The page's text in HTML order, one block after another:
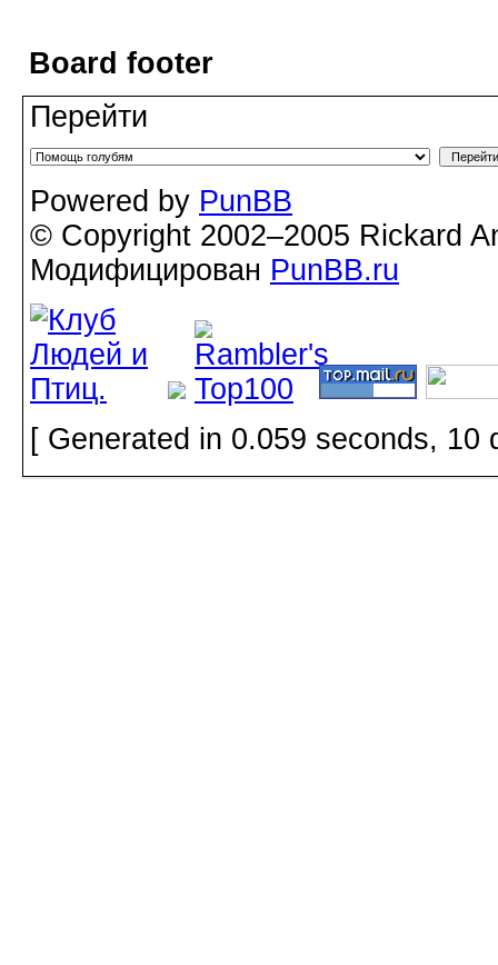
Board footer
Перейти
Powered by PunBB
© Copyright 2002–2005 Rickard
Модифицирован PunBB.ru
[ Generated in 0.059 seconds, 10